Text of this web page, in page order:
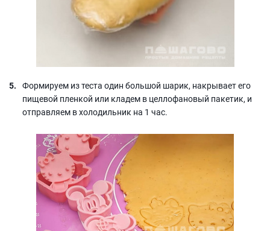
Формируем из теста один большой шарик, накрывает его
пищевой пленкой или кладем в целлофановый пакетик, и
отправляем в холодильник на 1 час.